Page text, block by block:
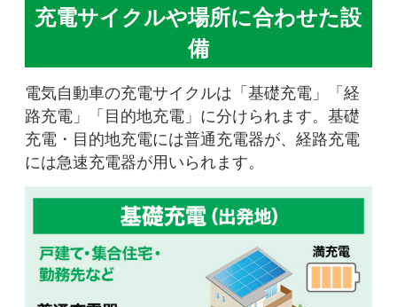
充電サイクルや場所に合わせた設
備
電気自動車の充電サイクルは「基礎充電」「経
路充電」「目的地充電」に分けられます。基礎
充電・目的地充電には普通充電器が、経路充電
には急速充電器が用いられます。